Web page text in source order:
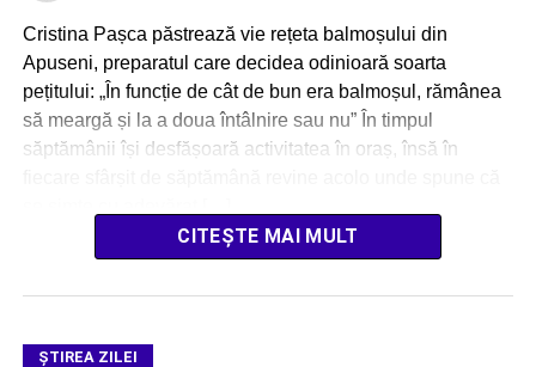
Cristina Pașca păstrează vie rețeta balmoșului din
Apuseni, preparatul care decidea odinioară soarta
pețitului: „În funcție de cât de bun era balmoșul, rămânea
să meargă și la a doua întâlnire sau nu” În timpul
săptămânii își desfășoară activitatea în oraș, însă în
CITEȘTE MAI MULT
ŞTIREA ZILEI